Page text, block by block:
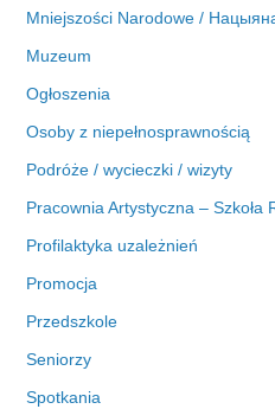
Mniejszości Narodowe /
Muzeum
Ogłoszenia
Osoby z niepełnosprawnością
Podróże / wycieczki / wizyty
Pracownia Artystyczna – Szkoła
Profilaktyka uzależnień
Promocja
Przedszkole
Seniorzy
Spotkania